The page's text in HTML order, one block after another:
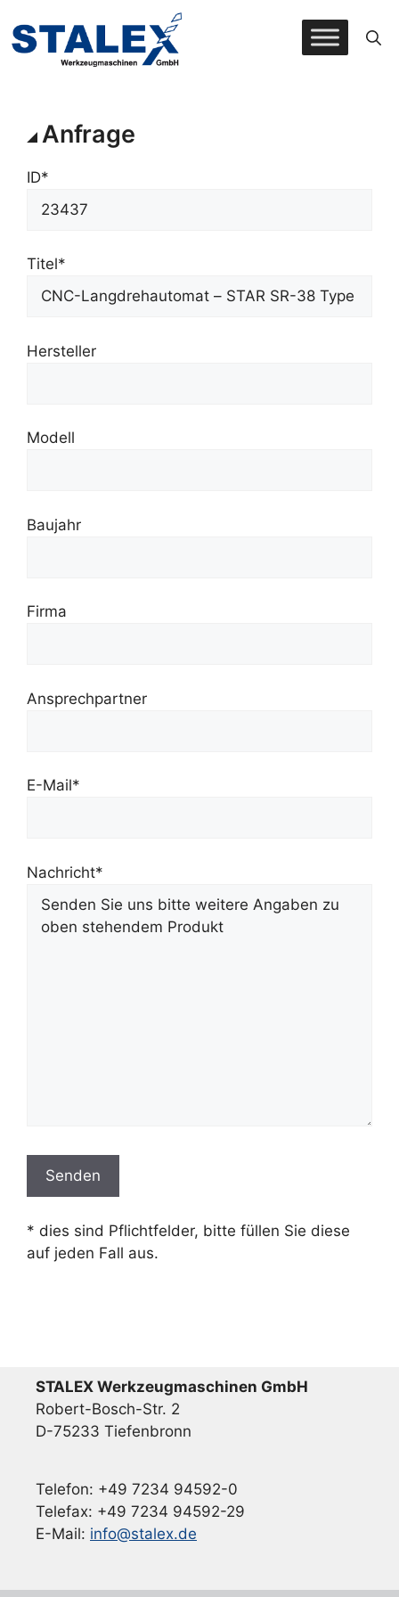
Inhalt
springen
Anfrage
ID*
Titel*
Hersteller
Modell
Baujahr
Firma
Ansprechpartner
E-Mail*
Nachricht*
Bitte lasse dieses Feld leer.
* dies sind Pflichtfelder, bitte füllen Sie diese
auf jeden Fall aus.
STALEX Werkzeugmaschinen GmbH
Robert-Bosch-Str. 2
D-75233 Tiefenbronn
Telefon: +49 7234 94592-0
Telefax: +49 7234 94592-29
E-Mail: info@stalex.de